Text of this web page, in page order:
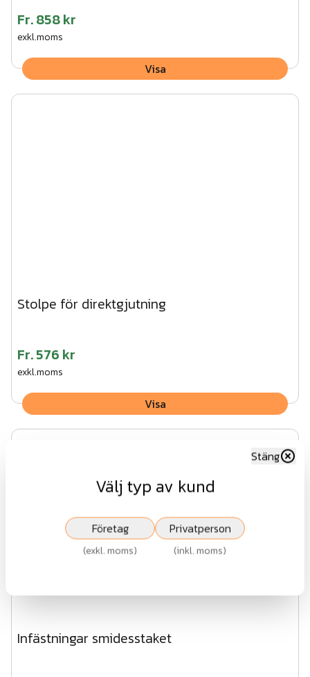
Fr.858 kr
exkl.moms
Visa
Stolpe för direktgjutning
Fr.576 kr
exkl.moms
Visa
Infästningar smidesstaket
Välj typ av kund
Stäng
Företag
(exkl. moms)
Privatperson
(inkl. moms)